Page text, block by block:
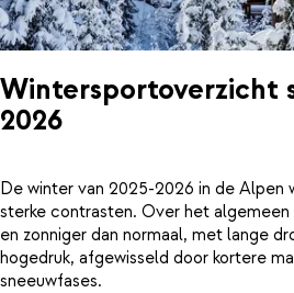
Wintersportoverzicht
2026
De winter van 2025-2026 in de Alpen
sterke contrasten. Over het
en zonniger dan normaal, met lange
hogedruk, afgewisseld door kortere
sneeuwfases.